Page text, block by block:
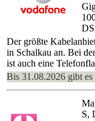
Der größte
in Schalkau an. Bei
ist auch eine
Bis 31.08.2026 gibt
S,